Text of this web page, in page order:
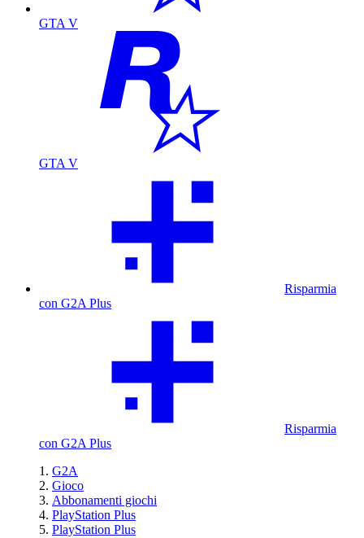
GTA V
GTA V
Risparmia
con G2A Plus
Risparmia
con G2A Plus
G2A
Gioco
Abbonamenti giochi
PlayStation Plus
PlayStation Plus